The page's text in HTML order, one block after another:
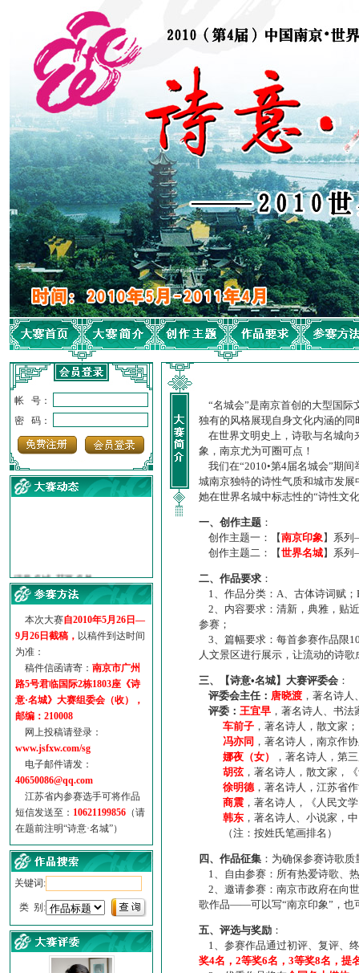
帐 号：
密 码：
·【诗意·名城】地铁展示作...
诗意名城·地铁时间
地铁完美呈现【诗意·名城...
参赛作品多达5000多首
“诗意·名城”晒诗会
特别通知--致广大诗词爱好...
本次大赛自2010年5月26日—
9月26日截稿， 以稿件到达时间
为准：
稿件信函请寄： 南京市广州
路5号君临国际2栋1803座《诗
意·名城》大赛组委会（收），
邮编：210008
网上投稿请登录：
www.jsfxw.com/sg
电子邮件请发：
40650086@qq.com
江苏省内参赛选手可将作品
短信发送至： 10621199856 （请
在题前注明“诗意·名城”）
关键词:
类 别:
“名城会”是南京首创的大型国际
独有的风格展现自身文化内涵的
在世界文明史上，诗歌与名城向
象，南京尤为可圈可点！
我们在“2010•第4届名城会”期
城南京独特的诗性气质和城市发
她在世界名城中标志性的“诗性文
一、创作主题 ：
创作主题一：【南京印象】系
创作主题二：【世界名城】系
二、作品要求 ：
1、作品分类：A、古体诗词赋；
2、内容要求：清新，典雅，贴
参赛；
3、篇幅要求：每首参赛作品限
人文景区进行展示，让流动的诗
三、【诗意•名城】大赛评委会 ：
评委会主任： 唐晓渡 ，著名诗
评委： 王宜早 ，著名诗人、书
车前子 ，著名诗人，散文家；
冯亦同 ，著名诗人，南京作
娜夜（女）
，著名诗人，第
胡弦，著名诗人，散文家，
徐明德，著名诗人，江苏省
商震 ，著名诗人，《人民文
韩东 ，著名诗人、小说家，
（注：按姓氏笔画排名）
四、作品征集 ：为确保参赛诗歌
1、自由参赛：所有热爱诗歌、
2、邀请参赛：南京市政府在向
歌作品——可以写“南京印象”，也
五、评选与奖励 ：
1、参赛作品通过初评、复评、
奖4名，2等奖6名，3等奖8名，提